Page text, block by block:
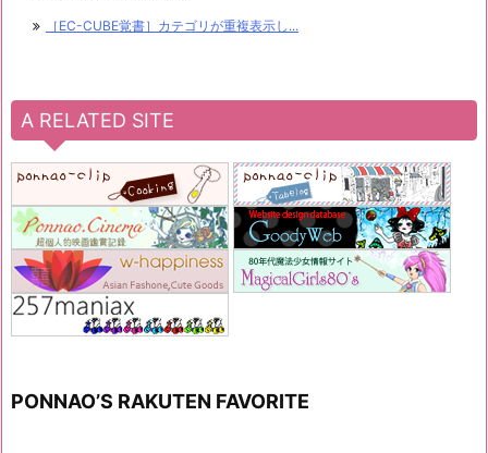
［EC-CUBE覚書］カテゴリが重複表示し...
A RELATED SITE
PONNAO’S RAKUTEN FAVORITE